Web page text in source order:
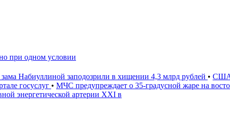
при одном условии
Набиуллиной заподозрили в хищении 4,3 млрд рублей • США
госуслуг • МЧС предупреждает о 35-градусной жаре на
энергетической артерии XXI в